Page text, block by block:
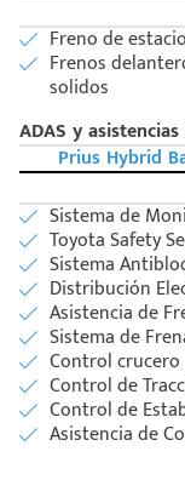
Freno de
Frenos
solidos
ADAS y
Prius Hybrid
Sistema de
Toyota Safety
Sistema
Distribución
Asistencia de
Sistema de
Control crucero
Control de
Control de
Asistencia de